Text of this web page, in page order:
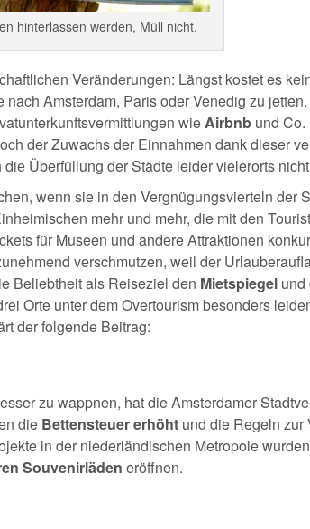
hinterlassen werden, Müll nicht.
Veränderungen: Längst kostet es
Amsterdam, Paris oder Venedig zu
wieAirbnb und Co.
der Zuwachs der Einnahmen dank dieser
Überfüllung der Städte leider vielerorts
wenn sie in den Vergnügungsvierteln der
mehr und mehr, die mit den
für Museen und andere Attraktionen
verschmutzen, weil der
Beliebtheit als Reiseziel den Mietspiegel und
Orte unter dem Overtourism besonders
der folgende Beitrag:
zu wappnen, hat die Amsterdamer
die Bettensteuer erhöht und die Regeln zur
in der niederländischen Metropole
Souvenirläden eröffnen.